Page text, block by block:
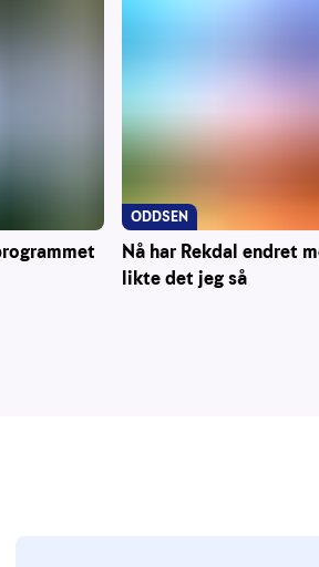
Nå har Rekdal endret
likte det jeg så
ODDSEN